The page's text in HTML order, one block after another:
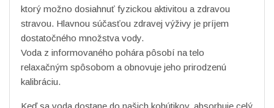
ktorý možno dosiahnuť fyzickou aktivitou a zdravou
stravou. Hlavnou súčasťou zdravej výživy je príjem
dostatočného množstva vody.
Voda z informovaného pohára pôsobí na telo
relaxačným spôsobom a obnovuje jeho prirodzenú
kalibráciu.
Keď sa voda dostane do našich kohútikov, absorbuje celý